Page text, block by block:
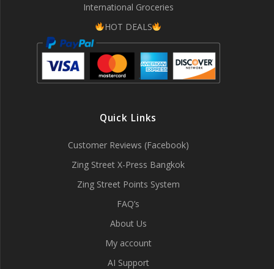
International Groceries
HOT DEALS
Quick Links
Customer Reviews (Facebook)
Zing Street X-Press Bangkok
Zing Street Points System
FAQ’s
About Us
My account
AI Support